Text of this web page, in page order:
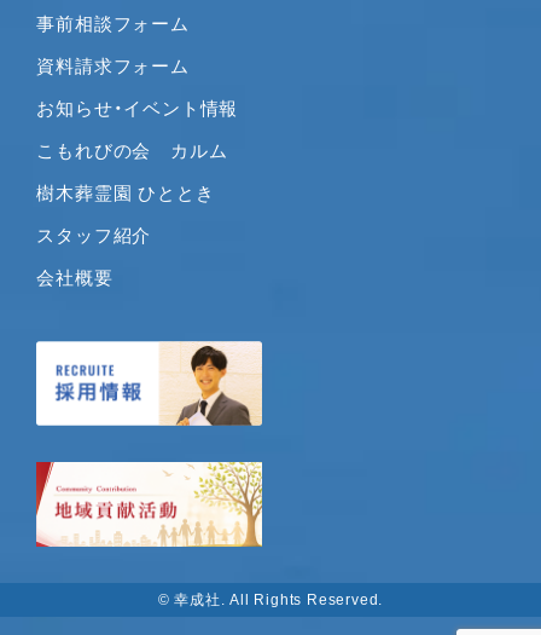
事前相談フォーム
資料請求フォーム
お知らせ・イベント情報
こもれびの会 カルム
樹木葬霊園 ひととき
スタッフ紹介
会社概要
© 幸成社. All Rights Reserved.